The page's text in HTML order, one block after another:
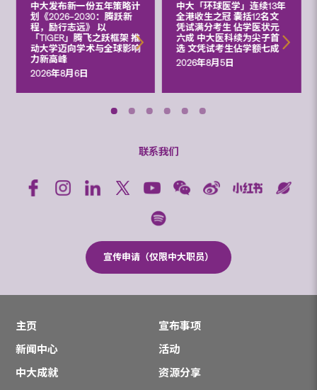
中大发布新一份五年策略计
划《2026‒2030：腾跃新
程，励行志远》 以
「TIGER」腾飞之跃框架 推
动大学迈向学术与全球影响
力新高峰
2026年8月6日
中大「环球医学」连续13年
全港收生之冠 囊括12名文
凭试满分考生 佔学医状元
六成 中大医科续为尖子首
选 文凭试考生佔学额七成
2026年8月5日
联系我们
宣传申请（仅限中大职员）
主页
宣布事项
新闻中心
活动
中大成就
资源分享